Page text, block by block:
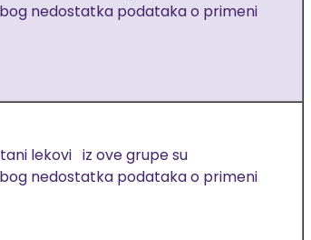
nedostatka podataka o primeni
lekovi iz ove grupe su
nedostatka podataka o primeni